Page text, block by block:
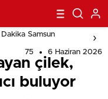
Samsun
75 6 Haziran 2026
çilek,
buluyor